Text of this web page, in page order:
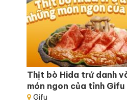
Thịt bò Hida trứ danh
món ngon của tỉnh Gifu
Gifu